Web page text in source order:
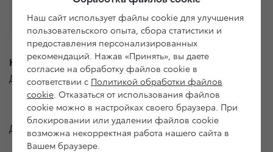
Круглосуточное обслуживание
Доступность сервиса 24 часа.
Доступность сервисов уточняйте удилеров
Наш сайт использует файлы cookie для улучшения
пользовательского опыта, сбора статистики и
предоставления персонализированных
рекомендаций. Нажав «Принять», вы даете
согласие на обработку файлов cookie в
соответствии с Политикой обработки файлов
cookie . Отказаться от использования файлов
cookie можно в настройках своего браузера. При
блокировании или удалении файлов cookie
возможна некорректная работа нашего сайта в
Вашем браузере.